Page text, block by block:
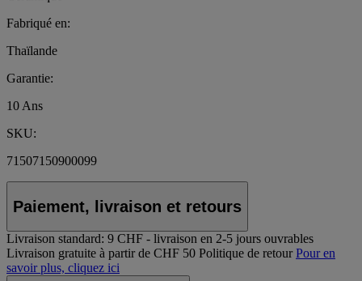
Fabriqué en:
Thaïlande
Garantie:
10 Ans
SKU:
71507150900099
Paiement, livraison et retours
Livraison standard: 9 CHF - livraison en 2-5 jours ouvrables
Livraison gratuite à partir de CHF 50 Politique de retour Pour en
savoir plus, cliquez ici